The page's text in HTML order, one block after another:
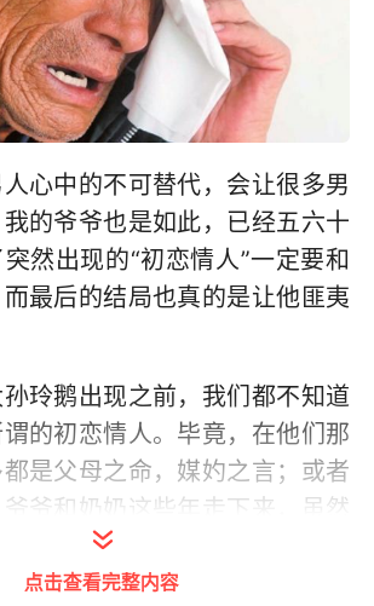
心中的不可替代，会让很多男
的爷爷也是如此，已经五六十
然出现的“初恋情人”一定要和
最后的结局也真的是让他匪夷
玲鹅出现之前，我们都不知道
的初恋情人。毕竟，在他们那
是父母之命，媒妁之言；或者
爷和奶奶这些年走下来，虽然
绊，但都还算顺利，感情也一直
初恋情人突然出现，一切都变
点击查看完整内容